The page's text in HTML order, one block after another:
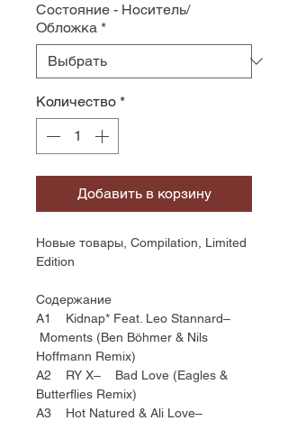
Состояние - Носитель/
Обложка *
Количество *
Добавить в корзину
Новые товары, Compilation, Limited
Edition
Содержание
A1 Kidnap* Feat. Leo Stannard–
Moments (Ben Böhmer & Nils
Hoffmann Remix)
A2 RY X– Bad Love (Eagles &
Butterflies Remix)
A3 Hot Natured & Ali Love–